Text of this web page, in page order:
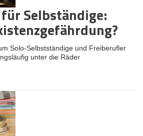
Selbständige:
Solo-Selbstständige und Freiberufler
unter die Räder